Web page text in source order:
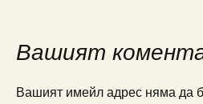
Вашият
Вашият имейл адрес няма да